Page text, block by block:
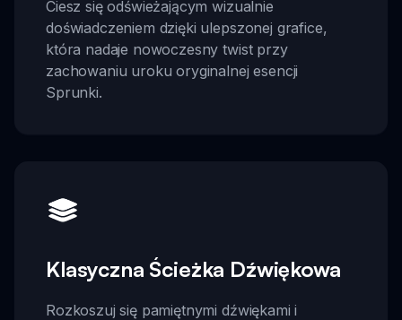
Ciesz się odświeżającym wizualnie
doświadczeniem dzięki ulepszonej grafice,
która nadaje nowoczesny twist przy
zachowaniu uroku oryginalnej esencji
Sprunki.
Klasyczna Ścieżka Dźwiękowa
Rozkoszuj się pamiętnymi dźwiękami i